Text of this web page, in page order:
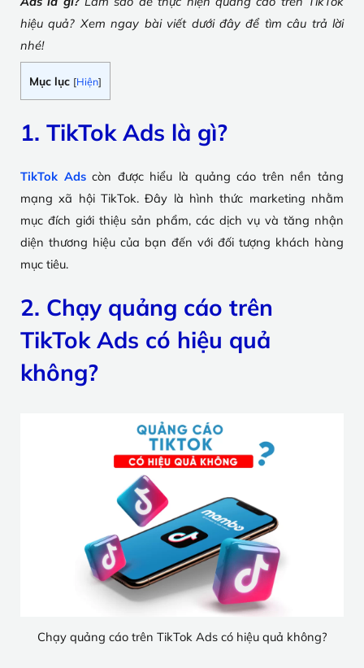
hiệu quả? Xem ngay bài viết dưới đây để tìm câu trả lời
nhé!
Mục lục [Hiện]
1. TikTok Ads là gì?
TikTok Adscòn được hiểu là quảng cáo trên nền tảng
mạng xã hội TikTok. Đây là hình thức marketing nhằm
mục đích giới thiệu sản phẩm, các dịch vụ và tăng nhận
diện thương hiệu của bạn đến với đối tượng khách hàng
mục tiêu.
2. Chạy quảng cáo trên
TikTok Ads có hiệu quả
không?
Chạy quảng cáo trên TikTok Ads có hiệu quả không?